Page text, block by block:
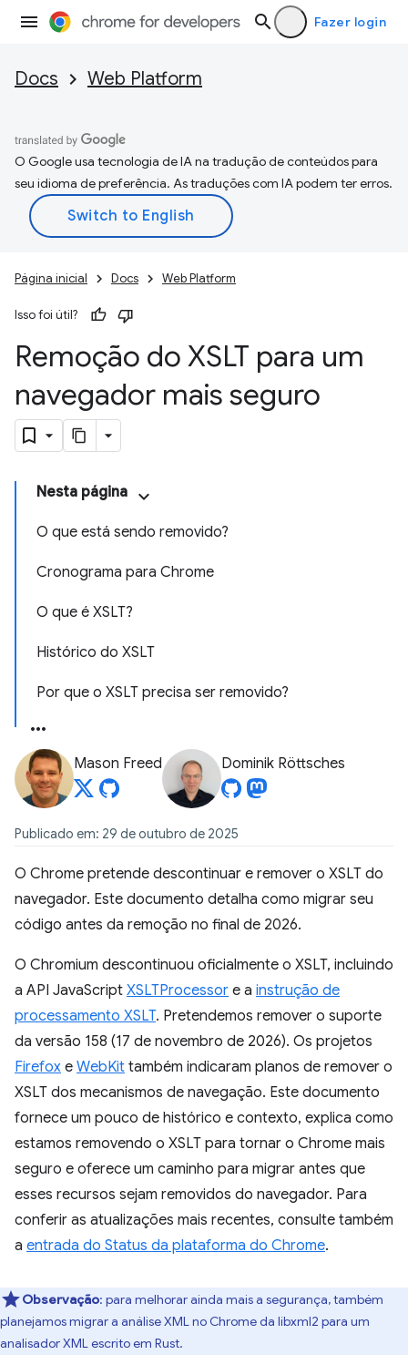
Fazer login
Docs Web Platform
O Google usa tecnologia de IA na tradução de conteúdos para
seu idioma de preferência. As traduções com IA podem ter erros.
Página inicial Docs Web Platform
Isso foi útil?
Remoção do XSLT para um
navegador mais seguro
Nesta página
O que está sendo removido?
Cronograma para Chrome
O que é XSLT?
Histórico do XSLT
Por que o XSLT precisa ser removido?
Mason Freed Dominik Röttsches
Publicado em: 29 de outubro de 2025
O Chrome pretende descontinuar e remover o XSLT do
navegador. Este documento detalha como migrar seu
código antes da remoção no final de 2026.
O Chromium descontinuou oficialmente o XSLT, incluindo
a API JavaScript XSLTProcessor e a instrução de
processamento XSLT. Pretendemos remover o suporte
da versão 158 (17 de novembro de 2026). Os projetos
Firefox e WebKit também indicaram planos de remover o
XSLT dos mecanismos de navegação. Este documento
fornece um pouco de histórico e contexto, explica como
estamos removendo o XSLT para tornar o Chrome mais
seguro e oferece um caminho para migrar antes que
esses recursos sejam removidos do navegador. Para
conferir as atualizações mais recentes, consulte também
a entrada do Status da plataforma do Chrome.
Observação: para melhorar ainda mais a segurança, também
planejamos migrar a análise XML no Chrome da libxml2 para um
analisador XML escrito em Rust.